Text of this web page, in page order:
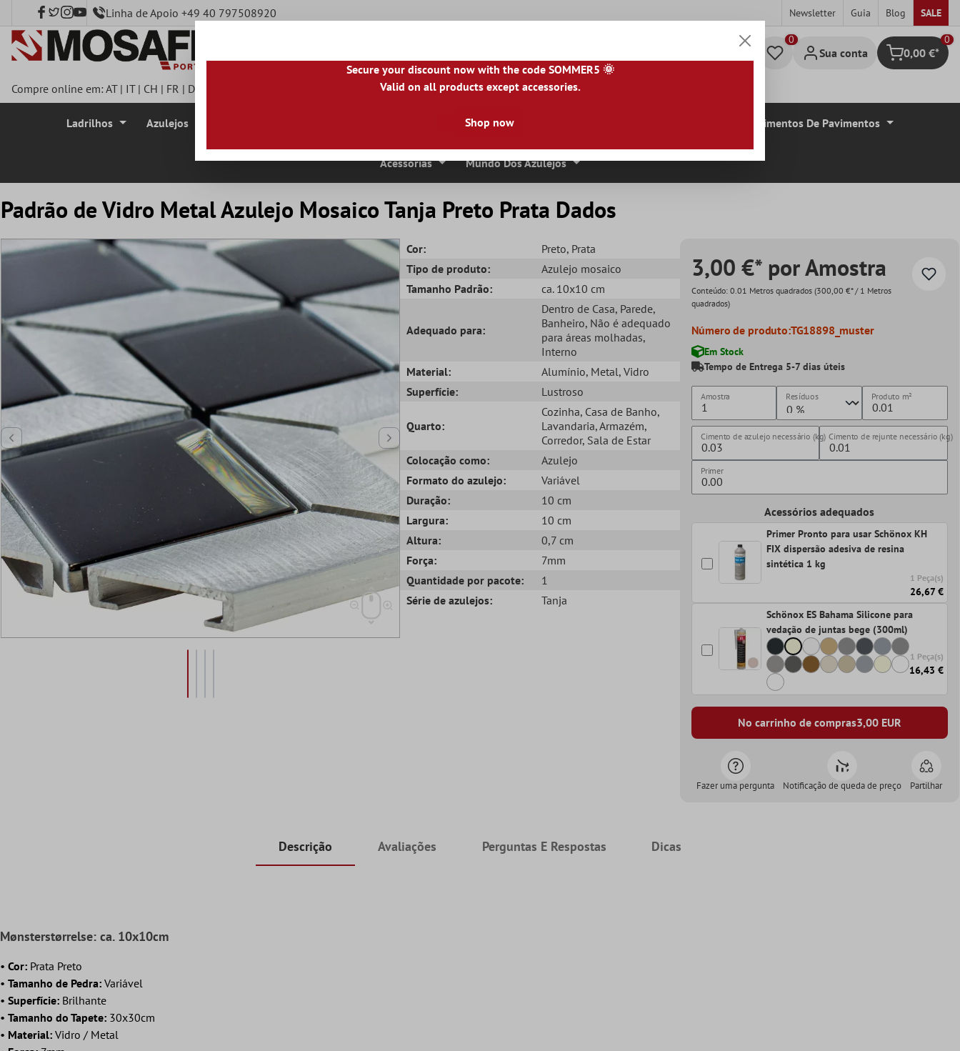
principal Linha de Apoio +49 40 797508920 Newsletter Guia Blog SALE
Sua conta Carrinho de
0
0,00 €*
Compre online em:AT| IT| CH | FR | DE |PL|PT| FI| GR|RO| NO|HU|BG|HR|LU
Ladrilhos Azulejos Ladrilhos De Pedra Natural Lajes De Terraço Revestimentos De Pavimentos
Acessórias Mundo Dos Azulejos
Padrão de Vidro Metal Azulejo Mosaico Tanja Preto Prata Dados
Cor: Preto, Prata
Tipo de produto:
Azulejo mosaico
Tamanho Padrão:
ca. 10x10 cm
Adequado para:
Dentro de Casa, Parede,
Banheiro, Não é adequado
para áreas molhadas,
Interno
Material:
Alumínio, Metal, Vidro
Superfície:
Lustroso
Quarto:
Cozinha, Casa de Banho,
Lavandaria, Armazém,
Corredor, Sala de Estar
Colocação como:
Azulejo
Formato do azulejo:
Variável
Duração:
10 cm
Largura:
10 cm
Altura:
0,7 cm
Força:
7mm
Quantidade por pacote:
1
Série de azulejos:
Tanja
3,00 €* por Amostra
Conteúdo: 0.01 Metros quadrados (300,00 €* / 1 Metros
quadrados)
Número de produto:TG18898_muster
Em Stock
Tempo de Entrega 5-7 dias úteis
Amostra Resíduos Produto m²
Cimento de azulejo necessário (kg) Cimento de rejunte necessário (kg)
Primer
Acessórios adequados
Primer Pronto para usar Schönox KH
FIX dispersão adesiva de resina
sintética 1 kg
1 Peça(s)
26,67 €
Schönox ES Bahama Silicone para
vedação de juntas bege (300ml)
1 Peça(s)
16,43 €
No carrinho de compras3,00EUR
Fazer uma pergunta Notificação de queda de preço Partilhar
Descrição Avaliações Perguntas E Respostas Dicas
Mønsterstørrelse: ca. 10x10cm
• Cor: Prata Preto
• Tamanho de Pedra: Variável
• Superfície: Brilhante
• Tamanho do Tapete: 30x30cm
• Material: Vidro / Metal
Secure your discount now with the code SOMMER5 🌞
Valid on all products except accessories.
Shop now